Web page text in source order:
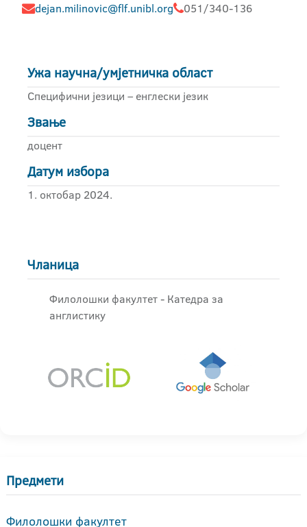
dejan.milinovic@flf.unibl.org 051/340-136
Ужа научна/умјетничка област
Специфични језици – енглески језик
Звање
доцент
Датум избора
1. октобар 2024.
Чланица
Филолошки факултет - Катедра за
англистику
Предмети
Филолошки факултет